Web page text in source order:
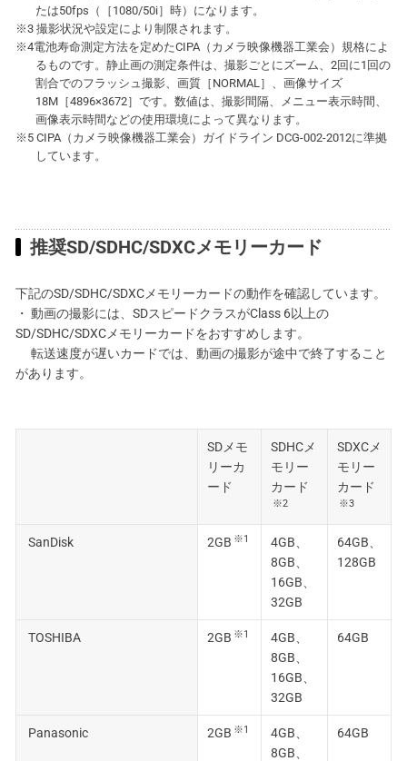
たは50fps（［1080/50i］時）になります。
※3 撮影状況や設定により制限されます。
※4電池寿命測定方法を定めたCIPA（カメラ映像機器工業会）規格によ
るものです。静止画の測定条件は、撮影ごとにズーム、2回に1回の
割合でのフラッシュ撮影、画質［NORMAL］、画像サイズ
18M［4896×3672］です。数値は、撮影間隔、メニュー表示時間、
画像表示時間などの使用環境によって異なります。
※5 CIPA（カメラ映像機器工業会）ガイドライン DCG-002-2012に準拠
しています。
推奨SD/SDHC/SDXCメモリーカード
下記のSD/SDHC/SDXCメモリーカードの動作を確認しています。
・ 動画の撮影には、SDスピードクラスがClass 6以上の
SD/SDHC/SDXCメモリーカードをおすすめします。
転送速度が遅いカードでは、動画の撮影が途中で終了すること
があります。
SDメモ
リーカ
ード
SDHCメ
モリー
カード
※2
SDXCメ
モリー
カード
※3
SanDisk 2GB ※1
4GB、
8GB、
16GB、
32GB
64GB、
128GB
TOSHIBA 2GB ※1
4GB、
8GB、
16GB、
32GB
64GB
Panasonic 2GB ※1
4GB、
8GB、
64GB